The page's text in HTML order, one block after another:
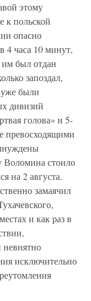
этому
к польской
опасно
4 часа 10 минут,
им был отдан
запоздал,
уже были
дивизий
голова» и 5-
Воломина стоило
на 2 августа.
замаячил
и как раз в
невнятно
исключительно